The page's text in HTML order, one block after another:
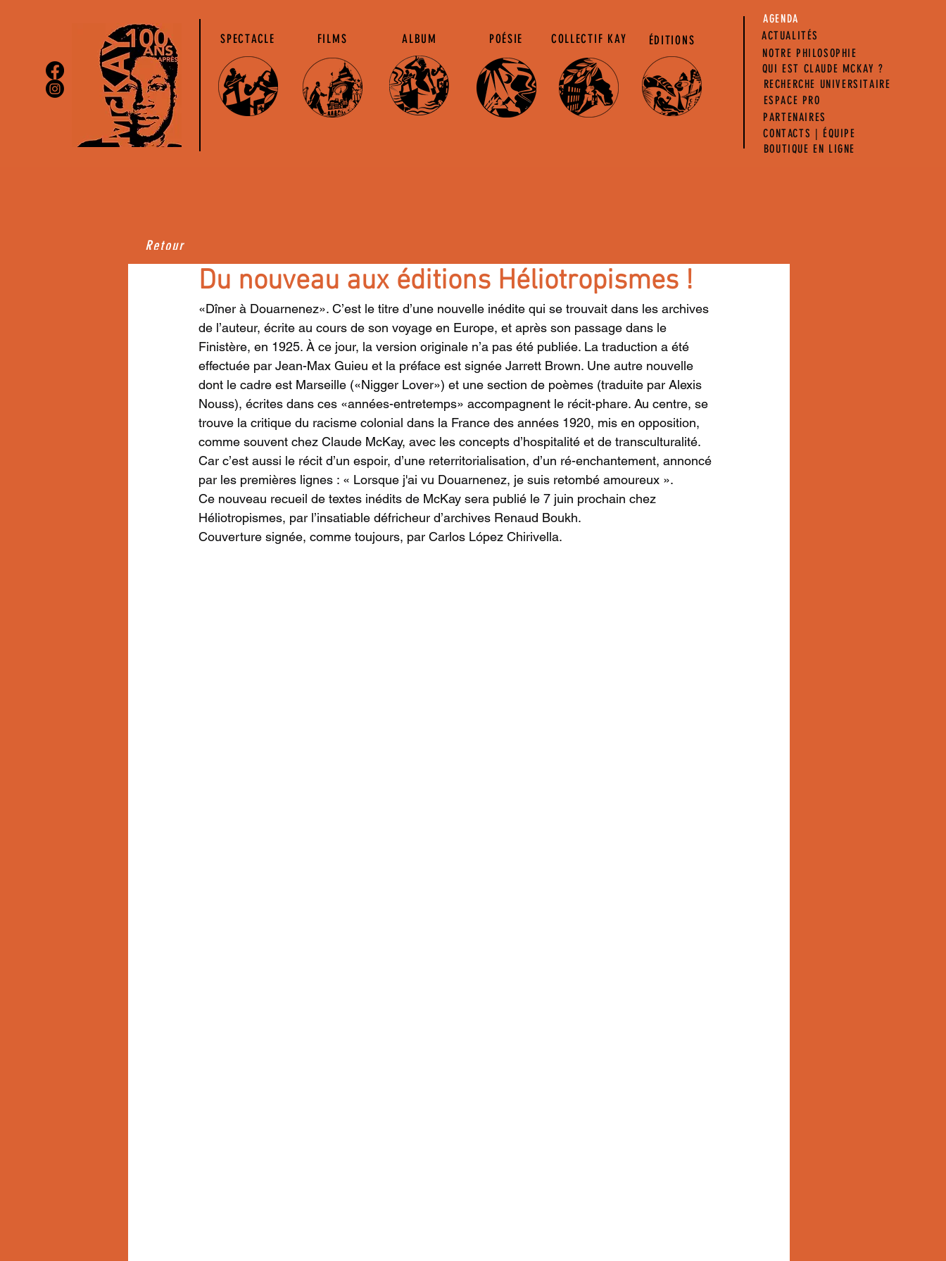
AGENDA
SPECTACLE FILMS COLLECTIF KAY ÉDITIONS
POÉSIE
ALBUM
ACTUALITÉS
NOTRE PHILOSOPHIE
QUI EST CLAUDE MCKAY ?
ESPACE PRO
PARTENAIRES
RECHERCHE UNIVERSITAIRE
CONTACTS | ÉQUIPE
BOUTIQUE EN LIGNE
Retour
Du nouveau aux éditions Héliotropismes !
«Dîner à Douarnenez». C’est le titre d’une nouvelle inédite qui se trouvait dans les archives
de l’auteur, écrite au cours de son voyage en Europe, et après son passage dans le
Finistère, en 1925. À ce jour, la version originale n’a pas été publiée. La traduction a été
effectuée par Jean-Max Guieu et la préface est signée Jarrett Brown. Une autre nouvelle
dont le cadre est Marseille («Nigger Lover») et une section de poèmes (traduite par Alexis
Nouss), écrites dans ces «années-entretemps» accompagnent le récit-phare. Au centre, se
trouve la critique du racisme colonial dans la France des années 1920, mis en opposition,
comme souvent chez Claude McKay, avec les concepts d’hospitalité et de transculturalité.
Car c’est aussi le récit d’un espoir, d’une reterritorialisation, d’un ré-enchantement, annoncé
par les premières lignes : « Lorsque j'ai vu Douarnenez, je suis retombé amoureux ».
Ce nouveau recueil de textes inédits de McKay sera publié le 7 juin prochain chez
Héliotropismes, par l’insatiable défricheur d’archives Renaud Boukh.
Couverture signée, comme toujours, par Carlos López Chirivella.